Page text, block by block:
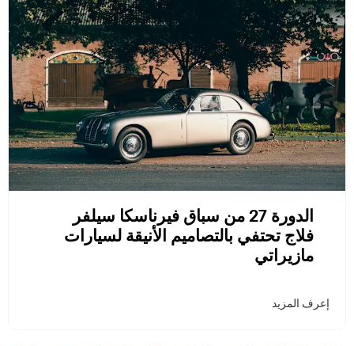
الدورة 27 من سباق فيرناسكا سيلفر
فلاج تحتفي بالتصاميم الأنيقة لسيارات
مازيراتي
إعرف المزيد